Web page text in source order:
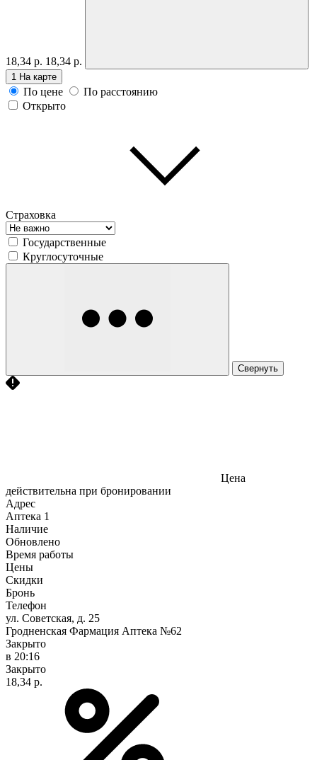
18,34 р. 18,34 р.
1 На карте
По цене
По расстоянию
Открыто
Страховка
Государственные
Круглосуточные
Свернуть
Цена
действительна при бронировании
Адрес
Аптека 1
Наличие
Обновлено
Время работы
Цены
Скидки
Бронь
Телефон
ул. Советская, д. 25
Гродненская Фармация Аптека №62
Закрыто
в 20:16
Закрыто
18,34 р.